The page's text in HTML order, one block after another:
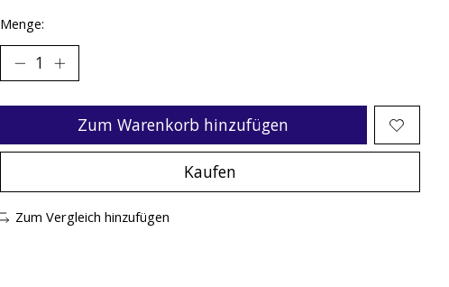
Menge:
Zum Warenkorb hinzufügen
Kaufen
Zum Vergleich hinzufügen